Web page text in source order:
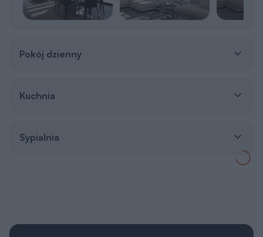
Pokój dzienny
Kuchnia
Sypialnia